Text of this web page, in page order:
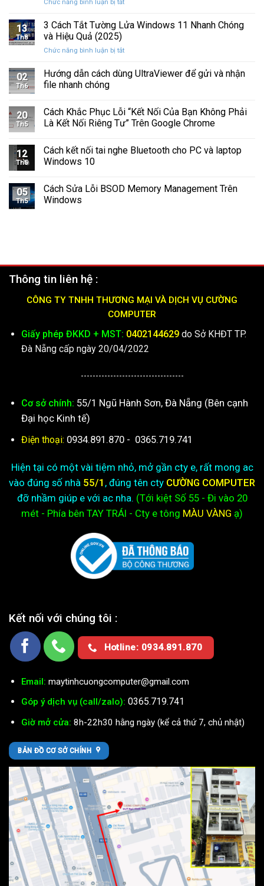
Cứng
Hỏng
Hình
Giác
Trên
C
Chức năng bình luận bị tắtở
Sửa
Âm
Khi
11
13
Th8
3 Cách Tắt Tường Lửa Windows 11 Nhanh Chóng
và Hiệu Quả (2025)
Chức năng bình luận bị tắtở
Cách
Tắt
Windows
11
và
02
Th6
Hướng dẫn cách dùng UltraViewer để gửi và nhận
file nhanh chóng
20
Th5
Cách Khắc Phục Lỗi “Kết Nối Của Bạn Không Phải
Là Kết Nối Riêng Tư” Trên Google Chrome
12
Th5
Cách kết nối tai nghe Bluetooth cho PC và laptop
Windows 10
05
Th5
Cách Sửa Lỗi BSOD Memory Management Trên
Windows
Thông tin liên hệ :
CÔNG TY TNHH THƯƠNG MẠI VÀ DỊCH VỤ CƯỜNG
COMPUTER
Giấy phép ĐKKD + MST: 0402144629do Sở KHĐT TP.
Đà Nẵng cấp ngày 20/04/2022
-----------------------------------
Cơ sở chính: 55/1 Ngũ Hành Sơn, Đà Nẵng (Bên cạnh
Đại học Kinh tế)
Điện thoại: 0934.891.870 - 0365.719.741
Hiện tại có một vài tiệm nhỏ, mở gần cty e, rất mong ac
vào đúng số nhà 55/1 , đúng tên cty CƯỜNG COMPUTER
đỡ nhầm giúp e với ac nha. (Tới kiệtSố 55 - Đi vào 20
mét - Phía bên TAY TRÁI - Cty e tông MÀU VÀNG ạ)
Kết nối với chúng tôi :
Hotline: 0934.891.870
Email: maytinhcuongcomputer@gmail.com
Góp ý dịch vụ (call/zalo): 0365.719.741
Giờ mở cửa: 8h-22h30 hằng ngày (kể cả thứ 7, chủ nhật)
BẢN ĐỒ CƠ SỞ CHÍNH